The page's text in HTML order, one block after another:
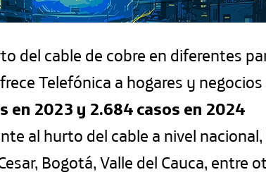
del cable de cobre en diferentes
Telefónica a hogares y
en 2023 y 2.684 casos en 2024
al hurto del cable a nivel
Bogotá, Valle del Cauca, entre